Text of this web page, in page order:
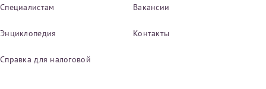
Специалистам Вакансии
Энциклопедия Контакты
Справка для налоговой
Имя*